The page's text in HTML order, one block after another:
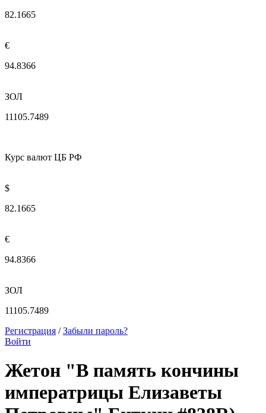
82.1665
€
94.8366
ЗОЛ
11105.7489
Курс валют ЦБ РФ
$
82.1665
€
94.8366
ЗОЛ
11105.7489
Регистрация / Забыли пароль?
Войти
Жетон "В память кончины
императрицы Елизаветы